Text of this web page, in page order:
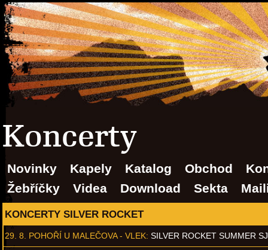
Koncerty
Novinky Kapely Katalog Obchod
Žebříčky
Videa Download Sekta
KONCERTY SILVER ROCKET
29. 8. POHOŘÍ U MALEČOVA - VLEK: SILVER ROCKET SUMMER